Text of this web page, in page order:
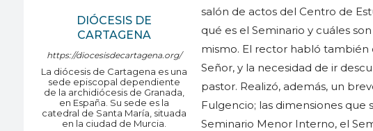
DIÓCESIS DE
CARTAGENA
https://diocesisdecartagena.org/
La diócesis de Cartagena es una
sede episcopal dependiente
de la archidiócesis de Granada,
en España. Su sede es la
catedral de Santa María, situada
en la ciudad de Murcia.
salón de actos del Centro de
qué es el Seminario y cuáles
mismo. El rector habló
Señor, y la necesidad de ir
pastor. Realizó, además, un
Fulgencio; las dimensiones
Seminario Menor Interno, el